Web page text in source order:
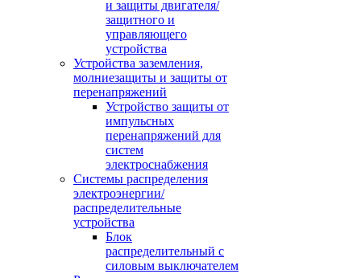
и защиты двигателя/
защитного и
управляющего
устройства
Устройства заземления,
молниезащиты и защиты от
перенапряжений
Устройство защиты от
импульсных
перенапряжений для
систем
электроснабжения
Системы распределения
электроэнергии/
распределительные
устройства
Блок
распределительный с
силовым выключателем